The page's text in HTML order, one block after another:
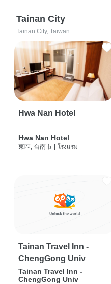
Tainan City
Tainan City, Taiwan
Hwa Nan Hotel
Hwa Nan Hotel
東區, 台南市 | โรงแรม
Tainan Travel Inn -
ChengGong Univ
Tainan Travel Inn -
ChengGong Univ